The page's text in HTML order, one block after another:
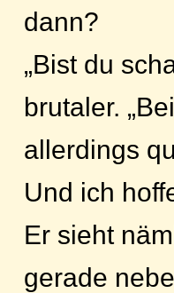
dann?
„Bist du
brutaler.
allerdings
Und ich
Er sieht
gerade